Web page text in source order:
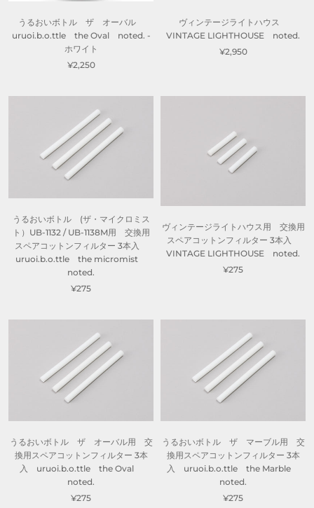
うるおいボトル ザ オーバル
uruoi.b.o.ttle the Oval noted. -
ホワイト
¥2,250
ヴィンテージライトハウス
VINTAGE LIGHTHOUSE noted.
¥2,950
うるおいボトル (ザ・マイクロミス
ト）UB-1132 / UB-1138M用 交換用
スペアコットンフィルター 3本入
uruoi.b.o.ttle the micromist
noted.
¥275
ヴィンテージライトハウス用 交換用
スペアコットンフィルター 3本入
VINTAGE LIGHTHOUSE noted.
¥275
うるおいボトル ザ オーバル用 交
換用スペアコットンフィルター 3本
入 uruoi.b.o.ttle the Oval
noted.
¥275
うるおいボトル ザ マーブル用 交
換用スペアコットンフィルター 3本
入 uruoi.b.o.ttle the Marble
noted.
¥275